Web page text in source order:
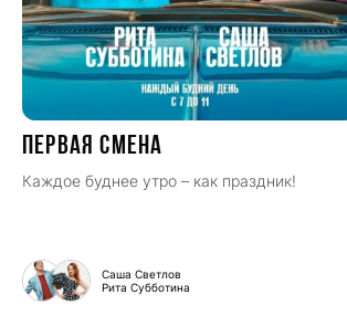
ПЕРВАЯ СМЕНА
Каждое буднее утро – как праздник!
Саша Светлов
Рита Субботина